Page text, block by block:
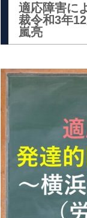
適応障害に
裁令和3年
嵐亮